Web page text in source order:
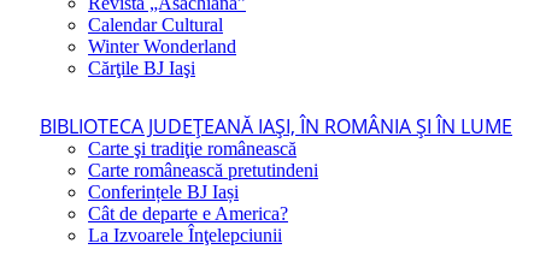
Calendar Cultural
Winter Wonderland
Cărţile BJ Iaşi
BIBLIOTECA JUDEŢEANĂ IAŞI, ÎN ROMÂNIA ŞI ÎN LUME
Carte şi tradiţie românească
Carte românească pretutindeni
Conferințele BJ Iași
Cât de departe e America?
La Izvoarele Înţelepciunii